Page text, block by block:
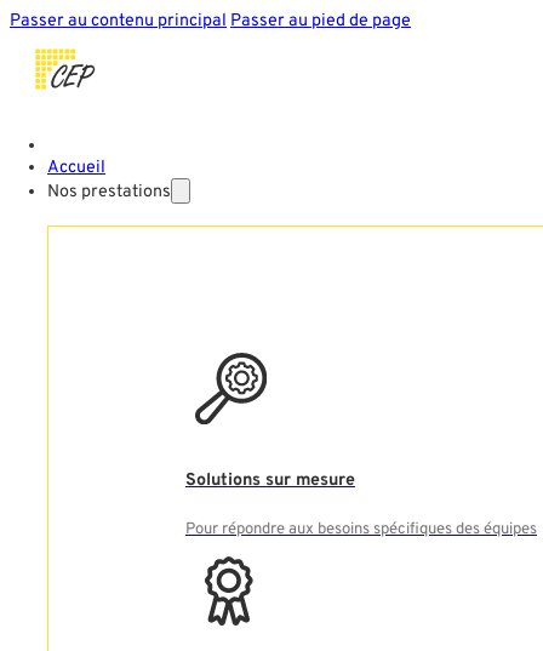
Passer au contenu principal Passer au pied de page
Accueil
Nos prestations
Solutions sur mesure
Pour répondre aux besoins spécifiques des équipes